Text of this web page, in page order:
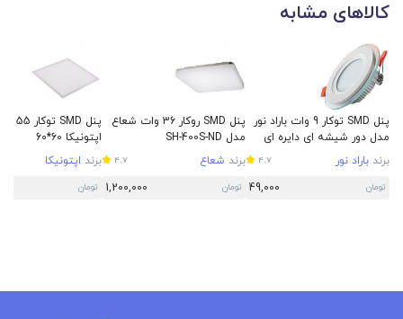
کالاهای مشابه
پنل SMD توکار 9 وات باراد نور
مدل دور شیشه ای دایره ای
برند باراد نور 4.7
تومان 49,000
پنل SMD روکار 36 وات شعاع
مدل SH-400S-ND
برند شعاع 4.7
تومان 1,200,000
اپتونیکا 60*60
برند اپتونیکا
تومان